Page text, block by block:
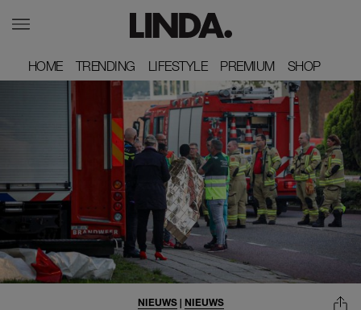
HOME
HOME TRENDING
TRENDING LIFESTYLE
LIFESTYLE PREMIUM
PREMIUM SHOP
SHOP
NIEUWS| NIEUWS